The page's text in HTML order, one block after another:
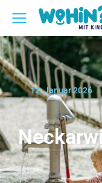
12. Januar 2026